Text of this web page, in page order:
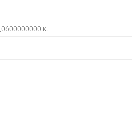
,0600000000 κ.